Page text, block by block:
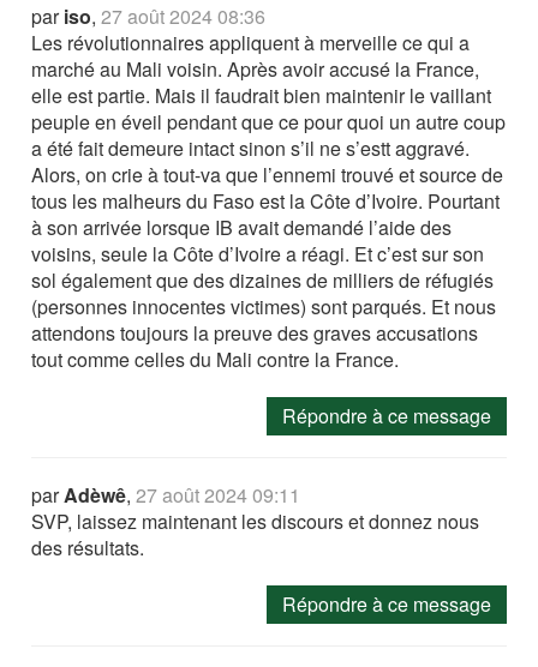
pariso,27 août 2024 08:36
Les révolutionnaires appliquent à merveille ce qui a
marché au Mali voisin. Après avoir accusé la France,
elle est partie. Mais il faudrait bien maintenir le vaillant
peuple en éveil pendant que ce pour quoi un autre coup
a été fait demeure intact sinon s’il ne s’estt aggravé.
Alors, on crie à tout-va que l’ennemi trouvé et source de
tous les malheurs du Faso est la Côte d’Ivoire. Pourtant
à son arrivée lorsque IB avait demandé l’aide des
voisins, seule la Côte d’Ivoire a réagi. Et c’est sur son
sol également que des dizaines de milliers de réfugiés
(personnes innocentes victimes) sont parqués. Et nous
attendons toujours la preuve des graves accusations
tout comme celles du Mali contre la France.
Répondre à ce message
parAdèwê,27 août 2024 09:11
SVP, laissez maintenant les discours et donnez nous
des résultats.
Répondre à ce message